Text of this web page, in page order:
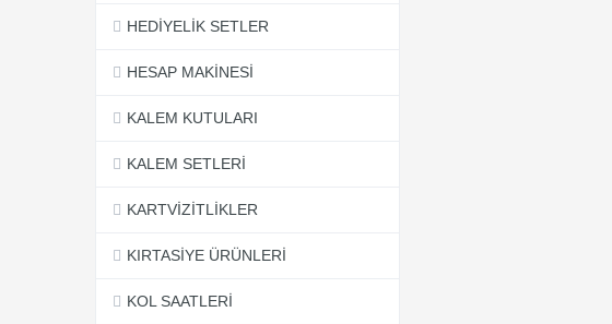
HEDİYELİK SETLER
HESAP MAKİNESİ
KALEM KUTULARI
KALEM SETLERİ
KARTVİZİTLİKLER
KIRTASİYE ÜRÜNLERİ
KOL SAATLERİ